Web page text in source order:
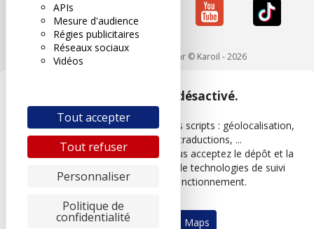
APIs
Mesure d'audience
Régies publicitaires
Réseaux sociaux
Vidéos
Tout accepter
Tout refuser
Personnaliser
Politique de
confidentialité
Mentions légales - Réalisé par © Karoil - 2026
Google Maps est désactivé.
Les APIs permettent de charger des scripts : géolocalisation,
moteurs de recherche, traductions, ...
En autorisant ces services tiers, vous acceptez le dépôt et la
lecture de cookies et l'utilisation de technologies de suivi
nécessaires à leur bon fonctionnement.
Autoriser Google Maps